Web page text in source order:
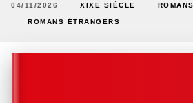
04/11/2026 XIXE SIÈCLE ROMANS
ROMANS ÉTRANGERS